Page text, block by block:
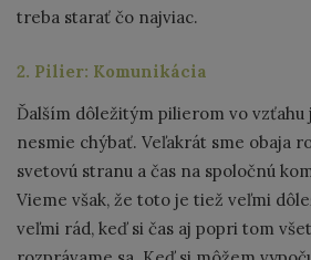
treba starať čo najviac.
2. Pilier: Komunikácia
Ďalším dôležitým pilierom vo vzťahu
nesmie chýbať. Veľakrát sme obaja
svetovú stranu a čas na spoločnú
Vieme však, že toto je tiež veľmi
veľmi rád, keď si čas aj popri tom